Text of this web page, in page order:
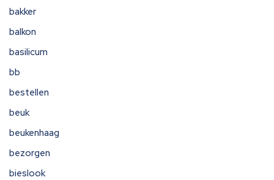
bakker
balkon
basilicum
bb
bestellen
beuk
beukenhaag
bezorgen
bieslook